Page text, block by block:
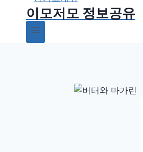
이모저모 정보공유